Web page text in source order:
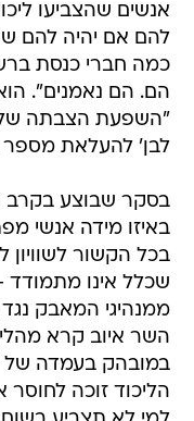
אנשים שהצביעו
להם אם יהיה להם
כמה חברי כנסת
הם. הם נאמנים".
"השפעת הצבתה של
לבן' להעלאת מספר
בסקר שבוצע בקרב
באיזו מידה אנשי
בכל הקשור
שכלל אינו
ממנהיגי המאבק
השר איוב קרא
במובהק בעמדה של
הליכוד זוכה